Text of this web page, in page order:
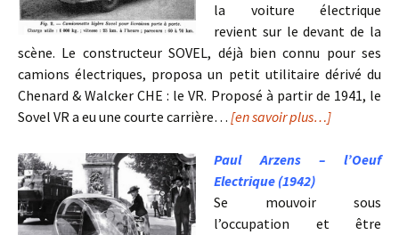
la voiture électrique
revient sur le devant de la
scène. Le constructeur SOVEL, déjà bien connu pour ses
camions électriques, proposa un petit utilitaire dérivé du
Chenard & Walcker CHE : le VR. Proposé à partir de 1941, le
Sovel VR a eu une courte carrière… [en savoir plus…]
Paul Arzens – l’Oeuf
Electrique (1942)
Se mouvoir sous
l’occupation et être